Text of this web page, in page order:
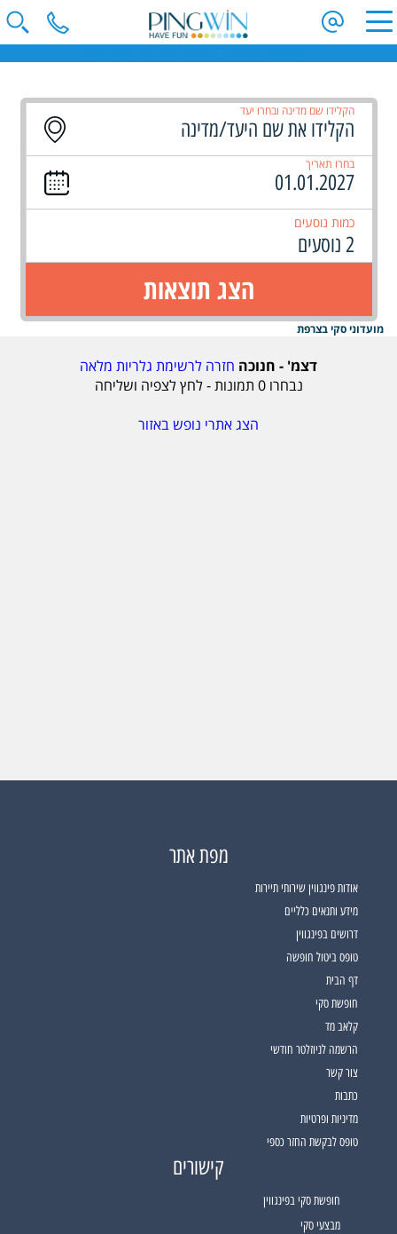
הקלידו שם מדינה ובחרו יעד
בחרו תאריך
כמות נוסעים
2 נוסעים
הצג תוצאות
מועדוני סקי בצרפת
דצמ' - חנוכה חזרה לרשימת גלריות מלאה
נבחרו0 תמונות - לחץ לצפיה ושליחה
הצג אתרי נופש באזור
מפת אתר
אודות פינגווין שירותי תיירות
מידע ותנאים כלליים
דרושים בפינגווין
טופס ביטול חופשה
דף הבית
חופשת סקי
קלאב מד
הרשמה לניוזלטר חודשי
צור קשר
כתבות
מדיניות ופרטיות
טופס לבקשת החזר כספי
קישורים
חופשת סקי בפינגווין
מבצעי סקי